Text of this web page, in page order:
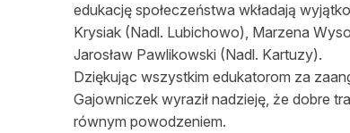
edukację społeczeństwa wkładają
Krysiak (Nadl. Lubichowo), Marzena
Jarosław Pawlikowski (Nadl. Kartuzy).
Dziękując wszystkim edukatorom za
Gajowniczek wyraził nadzieję, że dobre
równym powodzeniem.